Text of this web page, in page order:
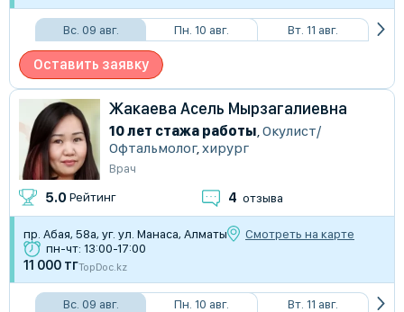
Вс. 09 авг. Пн. 10 авг. Вт. 11 авг.
Оставить заявку
Жакаева Асель Мырзагалиевна
10 лет стажа работы,Окулист/
Офтальмолог,хирург
Врач
5.0 Рейтинг 4 отзыва
пр. Абая, 58а, уг. ул. Манаса, Алматы
Смотреть на карте
пн-чт: 13:00-17:00
11 000 тгTopDoc.kz
Вс. 09 авг. Пн. 10 авг. Вт. 11 авг.